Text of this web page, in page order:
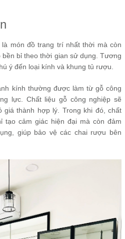
món đồ trang trí nhất thời mà còn
bỉ theo thời gian sử dụng. Tương
ý đến loại kính và khung tủ rượu.
kính thường được làm từ gỗ công
lực. Chất liệu gỗ công nghiệp sẽ
giá thành hợp lý. Trong khi đó, chất
tạo cảm giác hiện đại mà còn đảm
giúp bảo vệ các chai rượu bên